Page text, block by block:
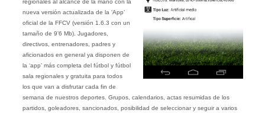
regionales al alcance de la mano con la
nueva versión actualizada de la ‘App’
oficial de la FFCV (versión 1.6.3 con un
tamaño de 9’6 Mb). Jugadores,
directivos, entrenadores, padres y
aficionados en general ya disponen de
la ‘app’ más completa del fútbol y fútbol
sala regionales y gratuita para todos
los que van a disfrutar cada fin de
semana de nuestros deportes. Grupos, calendarios, actas resumidas de los
partidos, goleadores, sancionados, posibilidad de seleccionar y seguir a varios